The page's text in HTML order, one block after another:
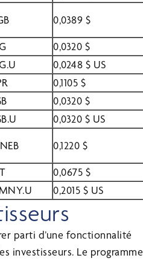
0,0389 $
0,0320 $
0,0248 $ US
0,1105 $
0,0320 $
0,0320 $ US
0,1220 $
0,0675 $
0,2015 $ US
parti d’une fonctionnalité
investisseurs. Le programme